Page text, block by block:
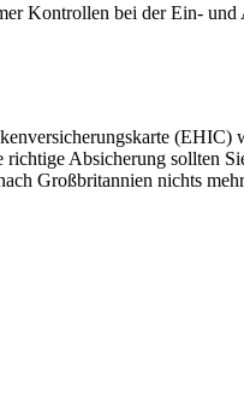
Kontrollen bei der Ein-
Absicherung sollten
Großbritannien nichts